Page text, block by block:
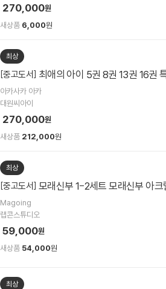
270,000원
새상품 6,000원
최상
[중고도서] 최애의 아이 5권 8권 13권 16권
아카사카 아카
대원씨아이
270,000원
새상품 212,000원
최상
[중고도서] 모래신부 1-2세트 모래신부 아
Magoing
랩콘스튜디오
59,000원
새상품 54,000원
최상